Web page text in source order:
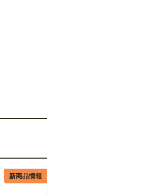
新商品情報